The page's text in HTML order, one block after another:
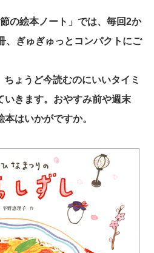
の絵本ノート」では、毎回2か
、ぎゅぎゅっとコンパクトにご
ょうど今読むのにいいタイミ
いきます。おやすみ前や週末
はいかがですか。